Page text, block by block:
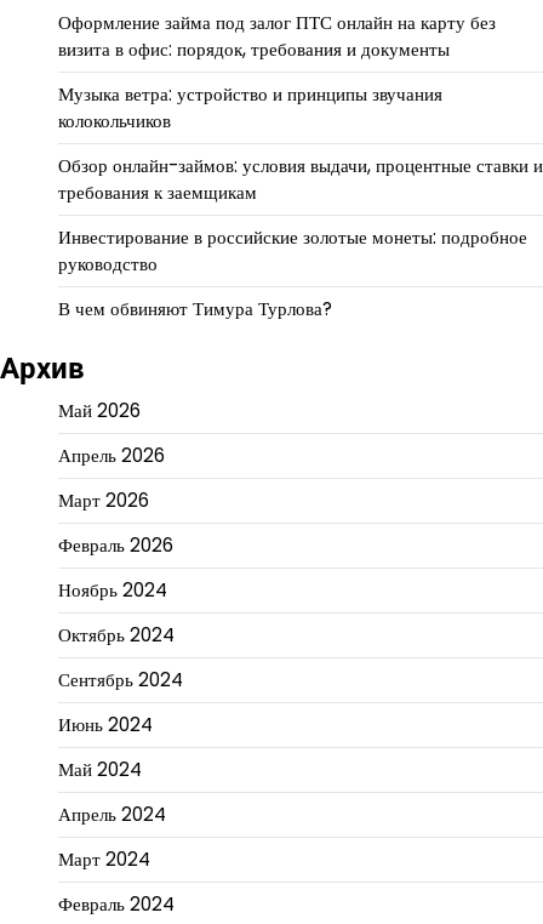
Оформление займа под залог ПТС онлайн на карту без
визита в офис: порядок, требования и документы
Музыка ветра: устройство и принципы звучания
колокольчиков
Обзор онлайн-займов: условия выдачи, процентные ставки и
требования к заемщикам
Инвестирование в российские золотые монеты: подробное
руководство
В чем обвиняют Тимура Турлова?
Архив
Май 2026
Апрель 2026
Март 2026
Февраль 2026
Ноябрь 2024
Октябрь 2024
Сентябрь 2024
Июнь 2024
Май 2024
Апрель 2024
Март 2024
Февраль 2024